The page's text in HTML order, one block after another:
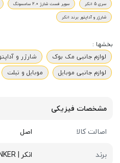
سری 5 انکر
سوپر فست شارژ 2.0 سامسونگ
شارژر و آداپتور برند انکر
بخشها :
لوازم جانبی مک بوک
شارژر و
لوازم جانبی موبایل
موبایل و تبلت
مشخصات فیزیکی
اصالت کالا
اصل
برند
انکر | ANKER